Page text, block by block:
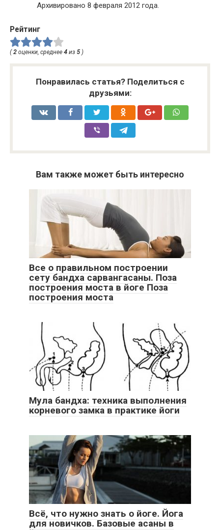
Архивировано 8 февраля 2012 года.
Рейтинг
( 2 оценки, среднее 4 из 5 )
Понравилась статья? Поделиться с
друзьями:
Вам также может быть интересно
Все о правильном построении
сету бандха сарвангасаны. Поза
построения моста в йоге Поза
построения моста
Мула бандха: техника выполнения
корневого замка в практике йоги
Всё, что нужно знать о йоге. Йога
для новичков. Базовые асаны в